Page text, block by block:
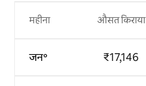
महीना
जन॰
औसत किराया
₹17,146